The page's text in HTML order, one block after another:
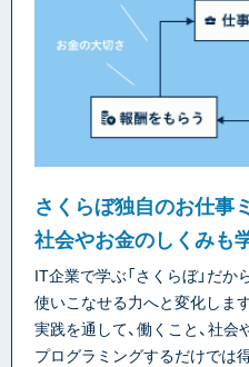
さくらぼ独自のお仕事
社会やお金のしくみも
IT企業で学ぶ「さくらぼ」だか
使いこなせる力へと変化します
実践を通して、働くこと、社会
プログラミングするだけでは